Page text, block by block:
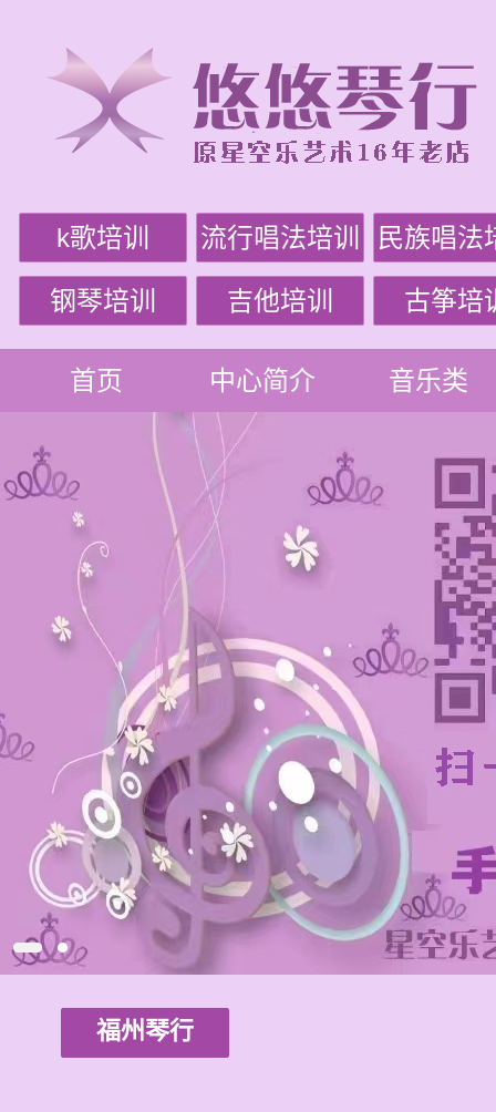
k歌培训 流行唱法培训 民族唱法
钢琴培训 吉他培训 古筝培
首页 中心简介 音乐类
福州琴行